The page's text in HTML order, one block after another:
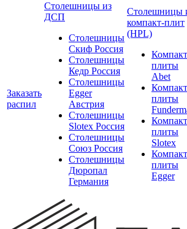
Заказать
распил
Столешницы из
ДСП
Столешницы
Скиф Россия
Столешницы
Кедр Россия
Столешницы
Egger
Австрия
Столешницы
Slotex Россия
Столешницы
Союз Россия
Столешницы
Дюропал
Германия
Столешницы
компакт-плит
(HPL)
плиты
Abet
плиты
плиты
Slotex
плиты
Egger